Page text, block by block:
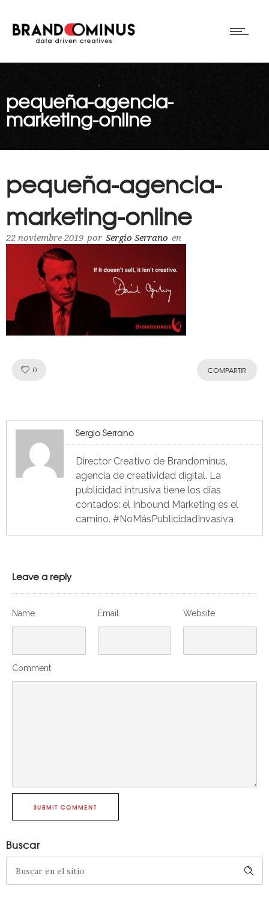
pequeña-agencia-
marketing-online
pequeña-agencia-
marketing-online
22 noviembre 2019 por Sergio Serrano en
0 COMPARTIR
Sergio Serrano
Director Creativo de Brandominus,
agencia de creatividad digital. La
publicidad intrusiva tiene los días
contados: el Inbound Marketing es el
camino. #NoMásPublicidadInvasiva
Leave a reply
Name Email Website
Comment
SUBMIT COMMENT
Buscar